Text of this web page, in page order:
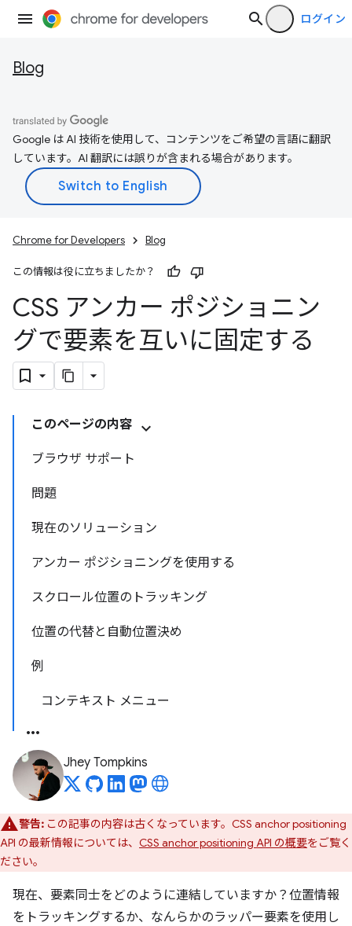
ログイン
Blog
Google は AI 技術を使用して、コンテンツをご希望の言語に翻訳
しています。AI 翻訳には誤りが含まれる場合があります。
Chrome for Developers Blog
この情報は役に立ちましたか？
CSS アンカー ポジショニン
グで要素を互いに固定する
このページの内容
ブラウザ サポート
問題
現在のソリューション
アンカー ポジショニングを使用する
スクロール位置のトラッキング
位置の代替と自動位置決め
例
コンテキスト メニュー
Jhey Tompkins
警告: この記事の内容は古くなっています。CSS anchor positioning
API の最新情報については、 CSS anchor positioning API の概要をご覧く
ださい。
現在、要素同士をどのように連結していますか？位置情報
をトラッキングするか、なんらかのラッパー要素を使用し